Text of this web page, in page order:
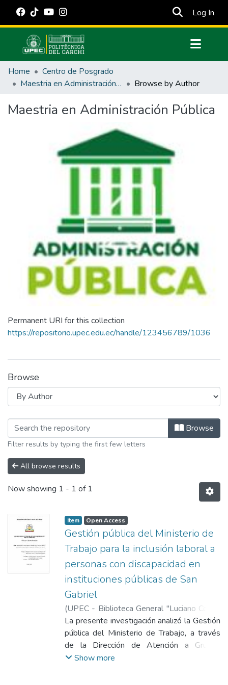
Log In
Communities & Collections
All of DSpace
Home
Centro de Posgrado
Maestria en Administración Pública
Browse by Author
Maestria en Administración Pública
Permanent URI for this collection
https://repositorio.upec.edu.ec/handle/123456789/1036
Browse
Browsing Maestria en Browse
Filter results by typing the first few letters
All browse results
Now showing 1 - 1 of 1
Item Open Access
Gestión pública del Ministerio de
Trabajo para la inclusión laboral a
personas con discapacidad en
instituciones públicas de San
Gabriel
(UPEC - Biblioteca General "Luciano Coral"
2025-12-24)Acosta Mayanquer,
Jacqueline Yomaira;Landeta Méndez, Kevin
Fernando;Zapata Muñoz, Sofía
La presente investigación analizó la Gestión
pública del Ministerio de Trabajo, a través
de la Dirección de Atención a Grupos
Prioritarios para la inclusión laboral a
Show more